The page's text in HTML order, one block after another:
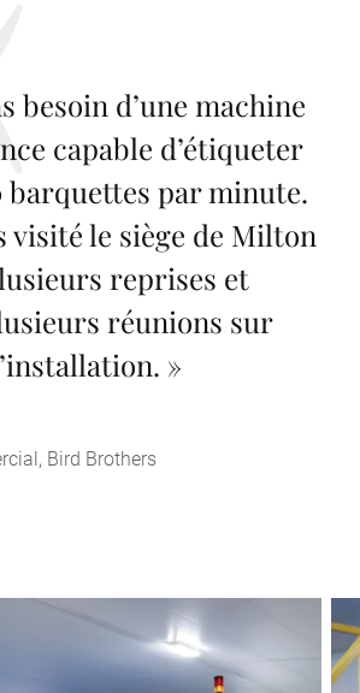
besoin d’une machine
capable d’étiqueter
barquettes par minute.
visité le siège de Milton
reprises et
réunions sur
»
Bird Brothers